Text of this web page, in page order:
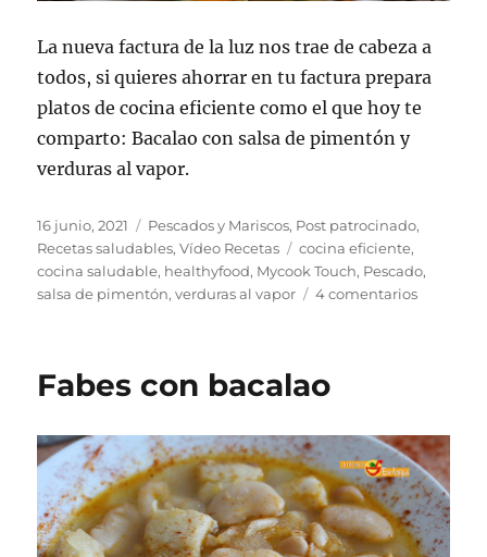
La nueva factura de la luz nos trae de cabeza a
todos, si quieres ahorrar en tu factura prepara
platos de cocina eficiente como el que hoy te
comparto: Bacalao con salsa de pimentón y
verduras al vapor.
Publicado
el
16 junio, 2021 Categorías
Pescados y Mariscos, Post patrocinado,
Recetas saludables,Vídeo Recetas Etiquetas
cocina eficiente,
cocina saludable, healthyfood, Mycook Touch, Pescado,
salsa de pimentón,verduras al vapor 4 comentariosen
verduras
al
vapor
Fabes con bacalao